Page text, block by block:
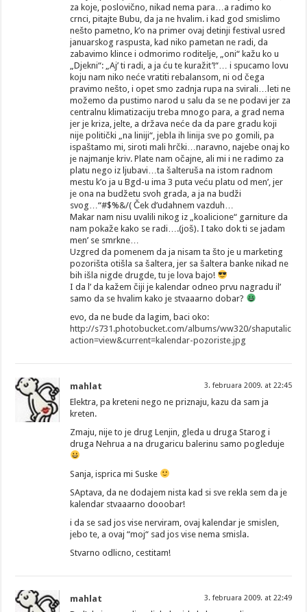
za koje, poslovično, nikad nema para…a radimo ko
crnci, pitajte Bubu, da ja ne hvalim. i kad god smislimo
nešto pametno, k’o na primer ovaj detinji festival usred
januarskog raspusta, kad niko pametan ne radi, da
zabavimo klince i odmorimo roditelje, „oni“ kažu ko u
„Djekni“: „Aj’ ti radi, a ja ću te kuražit’!“… i spucamo lovu
koju nam niko neće vratiti rebalansom, ni od čega
pravimo nešto, i opet smo zadnja rupa na svirali…leti ne
možemo da pustimo narod u salu da se ne podavi jer za
centralnu klimatizaciju treba mnogo para, a grad nema
jer je kriza, jelte, a država neće da da pare gradu koji
nije politički „na liniji“, jebla ih linija sve po gomili, pa
ispaštamo mi, siroti mali hrčki…naravno, najebe onaj ko
je najmanje kriv. Plate nam očajne, ali mi i ne radimo za
platu nego iz ljubavi…ta šalteruša na istom radnom
mestu k’o ja u Bgd-u ima 3 puta veću platu od men’, jer
je ona na budžetu svoh grada, a ja na budži
svog…“#$%&/( Ček d’udahnem vazduh…
Makar nam nisu uvalili nikog iz „koalicione“ garniture da
nam pokaže kako se radi….(još). I tako dok ti se jadam
men’ se smrkne…
Uzgred da pomenem da ja nisam ta što je u marketing
pozorišta otišla sa šaltera, jer sa šaltera banke nikad ne
bih išla nigde drugde, tu je lova bajo!
I da l’ da kažem čiji je kalendar odneo prvu nagradu il’
samo da se hvalim kako je stvaaarno dobar?
evo, da ne bude da lagim, baci oko:
http://s731.photobucket.com/albums/ww320/shaputalica/?
action=view&current=kalendar-pozoriste.jpg
mahlat 3. februara 2009. at 22:45
Elektra, pa kreteni nego ne priznaju, kazu da sam ja
kreten.
Zmaju, nije to je drug Lenjin, gleda u druga Starog i
druga Nehrua a na drugaricu balerinu samo pogleduje
Sanja, isprica mi Suske
SAptava, da ne dodajem nista kad si sve rekla sem da je
kalendar stvaaarno dooobar!
i da se sad jos vise nerviram, ovaj kalendar je smislen,
jebo te, a ovaj “moj“ sad jos vise nema smisla.
Stvarno odlicno, cestitam!
mahlat 3. februara 2009. at 22:49